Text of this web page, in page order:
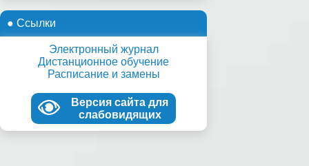
● Ссылки
Электронный журнал
Дистанционное обучение
Расписание и замены
Версия сайта для
слабовидящих